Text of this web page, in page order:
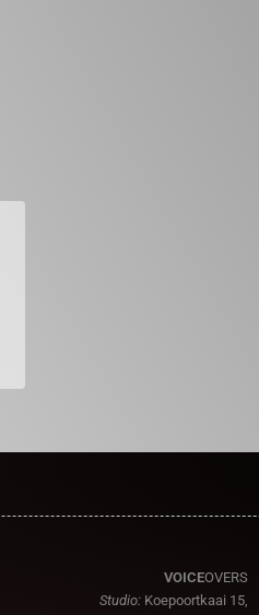
VOICEOVERS
Studio:Koepoortkaai 15,